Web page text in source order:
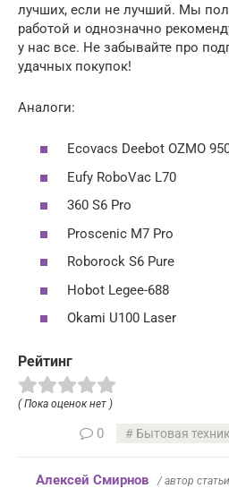
лучших, если не лучший. Мы
работой и однозначно
у нас все. Не забывайте про
удачных покупок!
Аналоги:
Ecovacs Deebot OZMO
Eufy RoboVac L70
360 S6 Pro
Proscenic M7 Pro
Roborock S6 Pure
Hobot Legee-688
Okami U100 Laser
Рейтинг
( Пока оценок нет )
0 Бытовая
Алексей Смирнов / автор статьи